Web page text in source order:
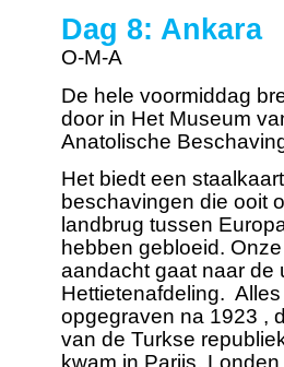
Dag 8: Ankara
O-M-A
De hele voormiddag
door in Het Museum
Anatolische
Het biedt een
beschavingen die ooit
landbrug tussen
hebben gebloeid.
aandacht gaat naar de
Hettietenafdeling. Alles
opgegraven na 1923 ,
van de Turkse
kwam in Parijs,